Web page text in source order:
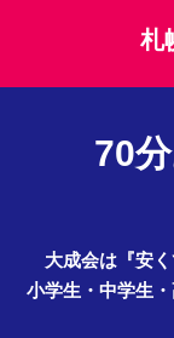
札
70
大成会は『安
小学生・中学生